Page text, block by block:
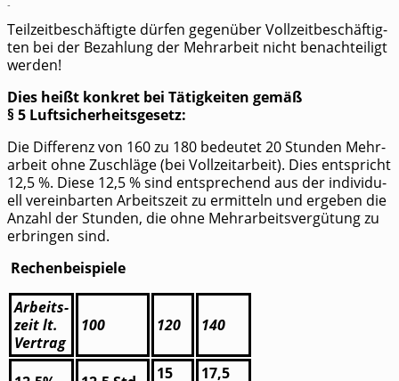
Teil­zeit­be­schäf­tig­te dür­fen gegen­über Voll­zeit­be­schäf­tig­
ten bei der Bezah­lung der Mehr­ar­beit nicht benach­tei­ligt
werden!
Dies heißt kon­kret bei Tätig­kei­ten gemäß
§ 5 Luftsicherheitsgesetz:
Die Dif­fe­renz von 160 zu 180 bedeu­tet 20 Stun­den Mehr­
ar­beit ohne Zuschlä­ge (bei Voll­zeit­ar­beit). Dies ent­spricht
12,5 %. Die­se 12,5 % sind ent­spre­chend aus der indi­vi­du­
ell ver­ein­bar­ten Arbeits­zeit zu ermit­teln und erge­ben die
Anzahl der Stun­den, die ohne Mehr­ar­beits­ver­gü­tung zu
erbrin­gen sind.
Rechen­bei­spie­le
Arbeits­
zeit lt.
Vertrag
100 120 140
15
17,5